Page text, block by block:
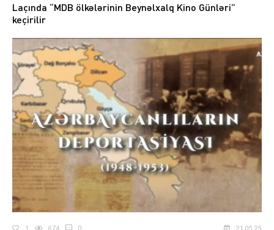
Laçında “MDB ölkələrinin Beynəlxalq Kino Günləri”
keçirilir